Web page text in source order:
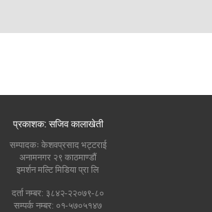
प्रकाशक: सजिव कालाखेती
सम्पादकः केशवप्रसाद भट्टराई
अनामनगर २९ काठमाण्डौं
इमर्शन मल्टि मिडिया प्रा लि
दर्ता नम्बर: ३८४२-२२०७९-८०
सम्पर्क नम्बर: ०१-५७०५१४७